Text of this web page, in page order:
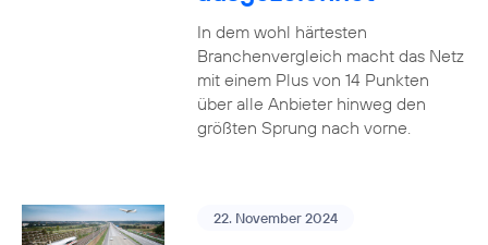
In dem wohl härtesten
Branchenvergleich macht das Netz
mit einem Plus von 14 Punkten
über alle Anbieter hinweg den
größten Sprung nach vorne.
22. November 2024